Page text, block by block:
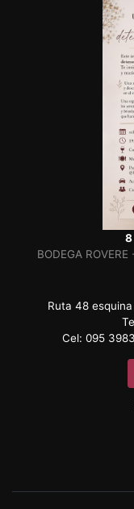
8
BODEGA
Ruta 48
Cel: 095